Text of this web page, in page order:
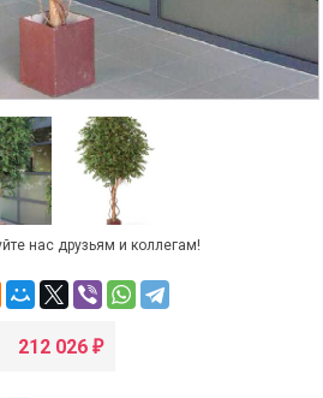
нас друзьям и коллегам!
212 026 ₽